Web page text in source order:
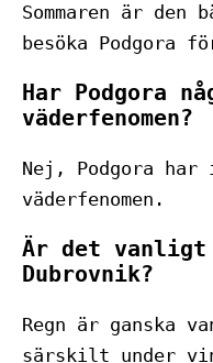
Sommaren är
besöka Podgora
Har Podgora
väderfenomen?
Nej, Podgora
väderfenomen.
Är det vanligt
Dubrovnik?
Regn är ganska
särskilt under